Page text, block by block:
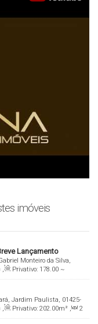
imóveis
Lançamento
Monteiro da Silva,
Paulo, São Paulo, Brasil
, Privativo: 178.00 ~
Total: 178.00m² ,
2
Jardim Paulista, 01425-
, Privativo: 202.00m² ,
2
, 3 Vaga(s) ,
Útil: